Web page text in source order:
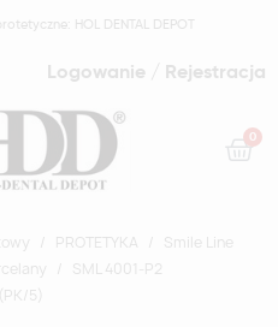
HOL DENTAL DEPOT
Logowanie / Rejestracja
PROTETYKA
Smile Line
SML 4001-P2
5)